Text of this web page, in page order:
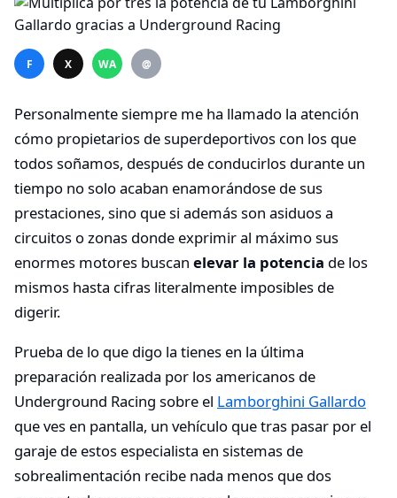
F X WA @
Personalmente siempre me ha llamado la atención
cómo propietarios de superdeportivos con los que
todos soñamos, después de conducirlos durante un
tiempo no solo acaban enamorándose de sus
prestaciones, sino que si además son asiduos a
circuitos o zonas donde exprimir al máximo sus
enormes motores buscan elevar la potencia de los
mismos hasta cifras literalmente imposibles de
digerir.
Prueba de lo que digo la tienes en la última
preparación realizada por los americanos de
Underground Racing sobre el Lamborghini Gallardo
que ves en pantalla, un vehículo que tras pasar por el
garaje de estos especialista en sistemas de
sobrealimentación recibe nada menos que dos